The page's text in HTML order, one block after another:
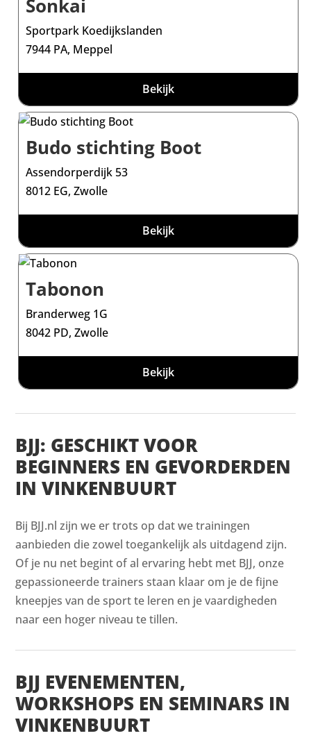
Sonkai
Sportpark Koedijkslanden
7944 PA, Meppel
Bekijk
Budo stichting Boot
Assendorperdijk 53
8012 EG, Zwolle
Bekijk
Tabonon
Branderweg 1G
8042 PD, Zwolle
Bekijk
BJJ: GESCHIKT VOOR
BEGINNERS EN GEVORDERDEN
IN VINKENBUURT
Bij BJJ.nl zijn we er trots op dat we trainingen
aanbieden die zowel toegankelijk als uitdagend zijn.
Of je nu net begint of al ervaring hebt met BJJ, onze
gepassioneerde trainers staan klaar om je de fijne
kneepjes van de sport te leren en je vaardigheden
naar een hoger niveau te tillen.
BJJ EVENEMENTEN,
WORKSHOPS EN SEMINARS IN
VINKENBUURT